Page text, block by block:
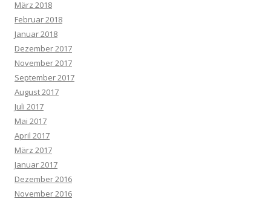
März 2018
Februar 2018
Januar 2018
Dezember 2017
November 2017
September 2017
August 2017
Juli 2017
Mai 2017
April 2017
März 2017
Januar 2017
Dezember 2016
November 2016